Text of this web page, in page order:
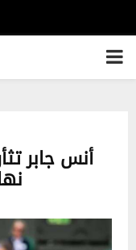
PRIMARY
أنس جابر